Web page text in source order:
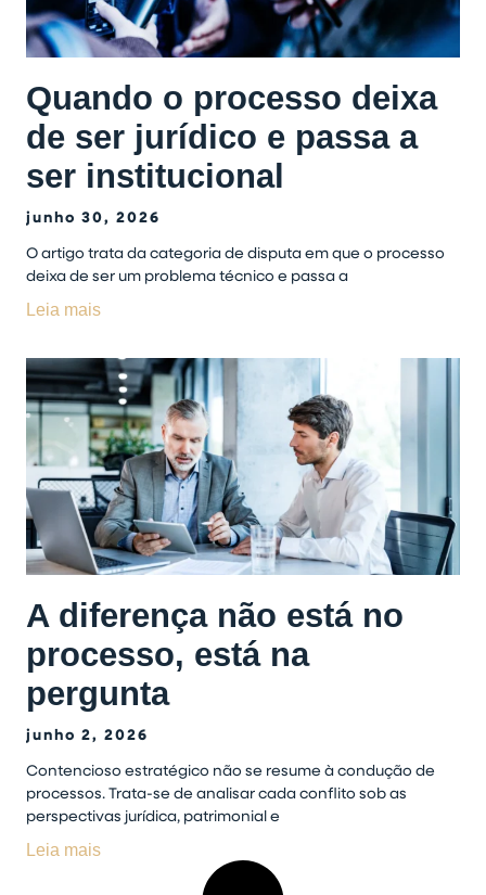
Quando o processo deixa
de ser jurídico e passa a
ser institucional
junho 30, 2026
O artigo trata da categoria de disputa em que o processo
deixa de ser um problema técnico e passa a
Leia mais
A diferença não está no
processo, está na
pergunta
junho 2, 2026
Contencioso estratégico não se resume à condução de
processos. Trata-se de analisar cada conflito sob as
perspectivas jurídica, patrimonial e
Leia mais